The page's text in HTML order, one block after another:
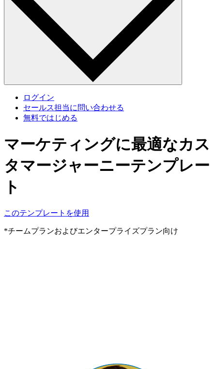
ログイン
セールス担当に問い合わせる
無料ではじめる
マーケティングに最適なカス
タマージャーニーテンプレー
ト
このテンプレートを使用
*チームプランおよびエンタープライズプラン向け